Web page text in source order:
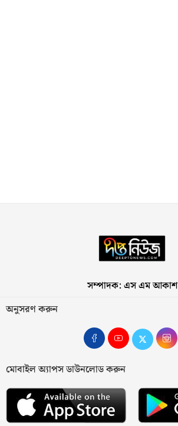
সম্পাদক: এস এম আকাশ
অনুসরণ করুন
মোবাইল অ্যাপস ডাউনলোড করুন